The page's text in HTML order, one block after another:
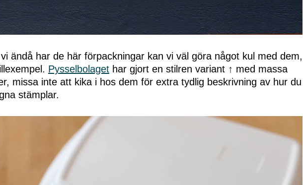
ändå har de här förpackningar kan vi väl göra något kul med dem,
Pysselbolaget har gjort en stilren variant ↑ med massa
missa inte att kika i hos dem för extra tydlig beskrivning av hur du
stämplar.